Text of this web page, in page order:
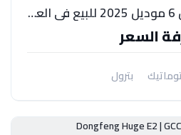
بيك اب دونغفنغ ريتش 6 موديل 2025 للبيع في العراق – افضل سعر
السعر
بترول